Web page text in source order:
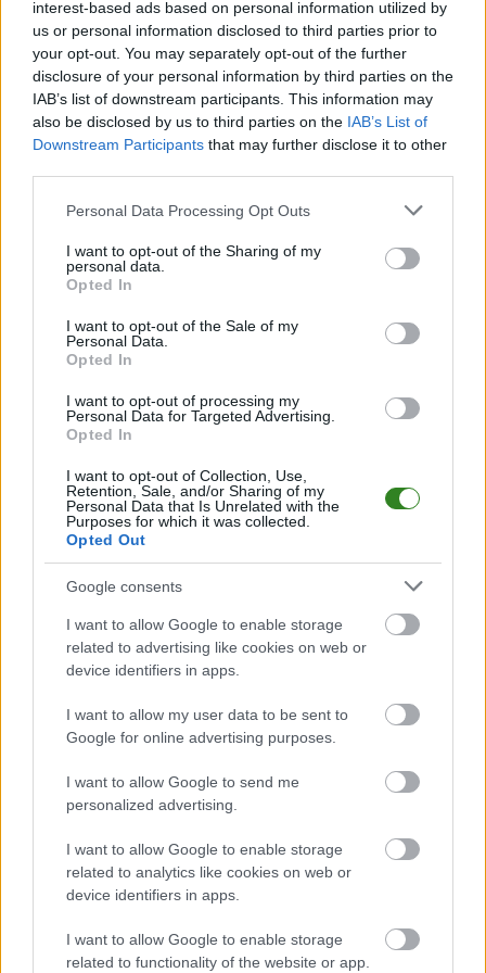
interest-based ads based on personal information utilized by
us or personal information disclosed to third parties prior to
your opt-out. You may separately opt-out of the further
disclosure of your personal information by third parties on the
IAB’s list of downstream participants. This information may
also be disclosed by us to third parties on the IAB’s List of
Downstream Participants that may further disclose it to other
Please note that this website/app uses one or more Google
not limited to your visit or usage behaviour. You may click to
grant or deny consent to Google and its third-party tags to
use your data for below specified purposes in below Google
consent section.
Personal Data Processing Opt Outs
I want to opt-out of the Sharing of my
personal data.
Opted In
I want to opt-out of the Sale of my
Personal Data.
Opted In
I want to opt-out of processing my
Personal Data for Targeted Advertising.
Opted In
I want to opt-out of Collection, Use,
Retention, Sale, and/or Sharing of my
Personal Data that Is Unrelated with the
Purposes for which it was collected.
Opted Out
Google consents
I want to allow Google to enable storage
related to advertising like cookies on web or
device identifiers in apps.
I want to allow my user data to be sent to
Google for online advertising purposes.
I want to allow Google to send me
personalized advertising.
I want to allow Google to enable storage
related to analytics like cookies on web or
device identifiers in apps.
I want to allow Google to enable storage
related to functionality of the website or app.
Po zakończeniu spotkania automatycznie publikujemyoficjalny wynik
spotkania, a także dane meczowe, jeśli są dostępne.
Pełny harmonogram rozgrywek dostępny jest tutaj:Stalowa Wola >
Klasa A, gr. I - terminarz.
Informacje o składach i strzelcach
W miarę dostępności danych, publikujemyskłady wyjściowe,
aktualizujemy zależnie od poziomu ligi i dostępnych źródeł.
Śledź mecze swojej drużyny
Jeśli jesteś kibicem klubu Kolejarz Knapy lub LZS Kotowa Wola - zaglądaj
tutaj częściej. Nasz serwis regularnie dostarcza informacje o terminach
meczów, wynikach, transferach i newsach klubowych
piłkarskichw województwie. Sprawdź nasze relacje, śledź ulubioną ligę i
bądź na bieżąco z wydarzeniami z boisk!
Kolejarz Knapy - LZS Kotowa Wolaodbędzie się w ramach 24.
kolejki - Stalowa Wola > Klasa A, gr. I. Spotkanie zostanie rozegrane w dniu
Kolejarz Knapyprzystępuje do tego spotkania w roli gospodarza. Jak
drużyna radzi sobie w sezonie 2025/2026 rozgrywek Stalowa Wola >
Klasa A, gr. I przed własną publicznością? Na tej stronie możecie
zobaczyć tabelę uwzględniającą tylko mecze u siebie. W tabeli biorącej
pod uwagę tylko mecze wyjazdowe możecie natomiast sprawdzić jak
spisuje się klubLZS Kotowa Wola
Stalowa Wola > Klasa A, gr. I - sytuacja w tabeli
Przed meczami 24. kolejki - Stalowa Wola > Klasa A, gr. I gospodarze
(Kolejarz Knapy) zajmują13. miejsce
Poniżej znajdziesz także ostatnie mecze obu drużyn oraz statystyki
bramkowe.
Kolejarz Knapy vs. LZS Kotowa Wola - relacja, wynik na żywo,
transmisja
Wynik meczu Kolejarz Knapy - LZS Kotowa Wola znajdziesz na naszej
stronie zaraz po jego zakończeniu. Jeżeli szukasz informacji meczowych,
zajrzyj tutaj:Kolejarz Knapy vs. LZS Kotowa Wola - wynik, składy,
strzelcy
Jeżeli w internecie lub TV dostępna jest
albo innych spotkań Stalowa
Wola > Klasa A, gr. I na pewno znajdziesz takie informacje na naszym
portalu. Możliwe jednak, że nigdzie nie pojawi się stream online z tego